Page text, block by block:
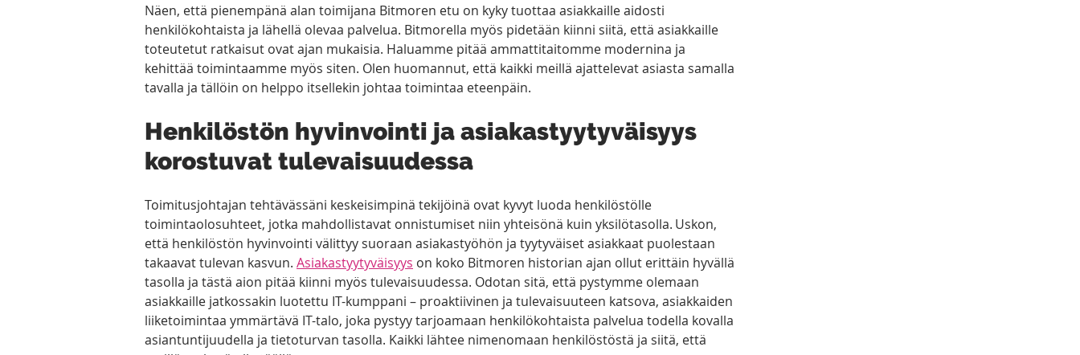
Näen, että pienempänä alan toimijana Bitmoren etu on kyky tuottaa asiakkaille aidosti
henkilökohtaista ja lähellä olevaa palvelua. Bitmorella myös pidetään kiinni siitä, että asiakkaille
toteutetut ratkaisut ovat ajan mukaisia. Haluamme pitää ammattitaitomme modernina ja
kehittää toimintaamme myös siten. Olen huomannut, että kaikki meillä ajattelevat asiasta samalla
tavalla ja tällöin on helppo itsellekin johtaa toimintaa eteenpäin.
Henkilöstön hyvinvointi ja asiakastyytyväisyys
korostuvat tulevaisuudessa
Toimitusjohtajan tehtävässäni keskeisimpinä tekijöinä ovat kyvyt luoda henkilöstölle
toimintaolosuhteet, jotka mahdollistavat onnistumiset niin yhteisönä kuin yksilötasolla. Uskon,
että henkilöstön hyvinvointi välittyy suoraan asiakastyöhön ja tyytyväiset asiakkaat puolestaan
takaavat tulevan kasvun. Asiakastyytyväisyys on koko Bitmoren historian ajan ollut erittäin hyvällä
tasolla ja tästä aion pitää kiinni myös tulevaisuudessa. Odotan sitä, että pystymme olemaan
asiakkaille jatkossakin luotettu IT-kumppani – proaktiivinen ja tulevaisuuteen katsova, asiakkaiden
liiketoimintaa ymmärtävä IT-talo, joka pystyy tarjoamaan henkilökohtaista palvelua todella kovalla
asiantuntijuudella ja tietoturvan tasolla. Kaikki lähtee nimenomaan henkilöstöstä ja siitä, että